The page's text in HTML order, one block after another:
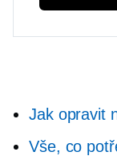
Jak opravit
Vše, co